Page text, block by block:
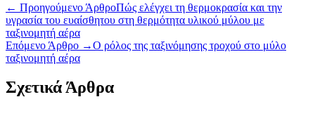
← Προηγούμενο ΆρθροΠώς ελέγχει τη θερμοκρασία και την
υγρασία του ευαίσθητου στη θερμότητα υλικού μύλου με
ταξινομητή αέρα
Επόμενο Άρθρο →Ο ρόλος της ταξινόμησης τροχού στο μύλο
ταξινομητή αέρα
Σχετικά Άρθρα